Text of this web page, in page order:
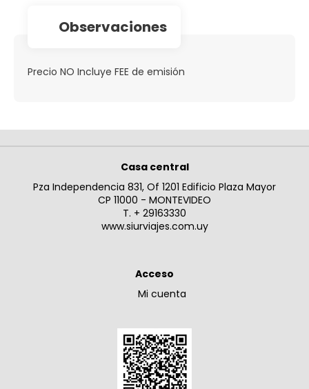
observaciones
Precio NO Incluye FEE de emisión
Casa central
Pza Independencia 831, Of 1201 Edificio Plaza Mayor
CP 11000 - MONTEVIDEO
T. + 29163330
www.siurviajes.com.uy
Acceso
Mi cuenta